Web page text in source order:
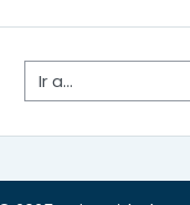
Ir a...